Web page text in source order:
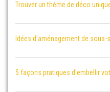
Trouver un thème de déco
Idées d'aménagement de
5 façons pratiques d'embellir